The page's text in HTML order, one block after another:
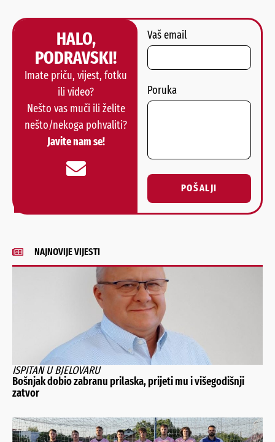
HALO,
PODRAVSKI!
Imate priču, vijest, fotku
ili video?
Nešto vas muči ili želite
nešto/nekoga pohvaliti?
Javite nam se!
Vaš email
Poruka
POŠALJI
Alternative:
NAJNOVIJE VIJESTI
ISPITAN U BJELOVARU
Bošnjak dobio zabranu prilaska, prijeti mu i višegodišnji
zatvor